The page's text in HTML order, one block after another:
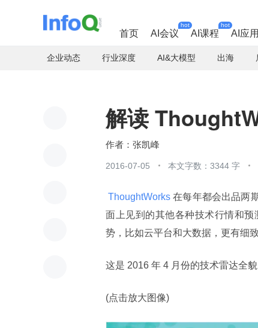
首页 AI会议
hot
AI课程
hot
AI应用
企业动态 行业深度 AI&大模型 出海
解读
张凯峰
2016-07-05 本文字数：3344 字
ThoughtWorks 在每年都会出品两
面上见到的其他各种技术行情和
势，比如云平台和大数据，更有细
这是 2016 年 4 月份的技术雷达全貌
(点击放大图像)